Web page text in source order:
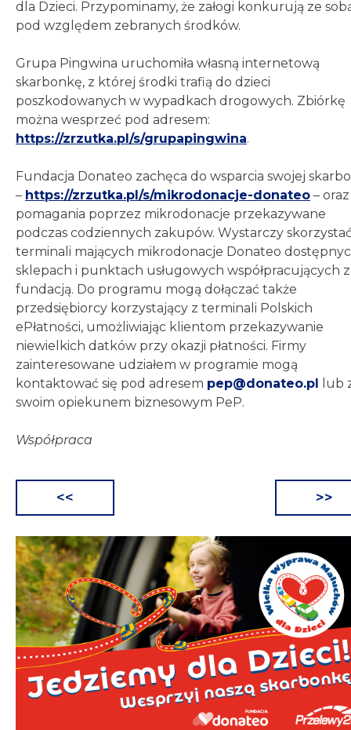
dla Dzieci. Przypominamy, że załogi konkurują ze
pod względem zebranych środków.
Grupa Pingwina uruchomiła własną internetową
skarbonkę, z której środki trafią do dzieci
poszkodowanych w wypadkach drogowych. Zbiórkę
można wesprzeć pod adresem:
https://zrzutka.pl/s/grupapingwina.
Fundacja Donateo zachęca do wsparcia swojej
– https://zrzutka.pl/s/mikrodonacje-donateo –
pomagania poprzez mikrodonacje przekazywane
podczas codziennych zakupów. Wystarczy
terminali mających mikrodonacje Donateo
sklepach i punktach usługowych współpracujących z
fundacją. Do programu mogą dołączać także
przedsiębiorcy korzystający z terminali Polskich
ePłatności, umożliwiając klientom przekazywanie
niewielkich datków przy okazji płatności. Firmy
zainteresowane udziałem w programie mogą
kontaktować się pod adresem pep@donateo.pl lub
swoim opiekunem biznesowym PeP.
Współpraca
Nawigacja
wpisu
<< >>